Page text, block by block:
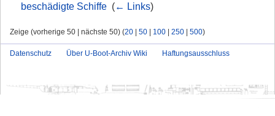
beschädigte Schiffe‎ (← Links)
Zeige (vorherige 50 | nächste 50) (20 | 50 | 100 | 250 | 500)
Datenschutz Über U-Boot-Archiv Wiki Haftungsausschluss